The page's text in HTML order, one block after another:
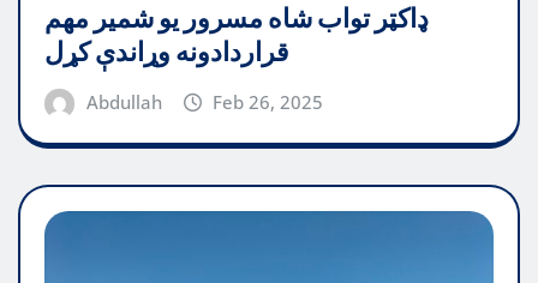
ډاکټر تواب شاه مسرور یو شمیر مهم
قراردادونه وړاندې کړل
Abdullah Feb 26, 2025